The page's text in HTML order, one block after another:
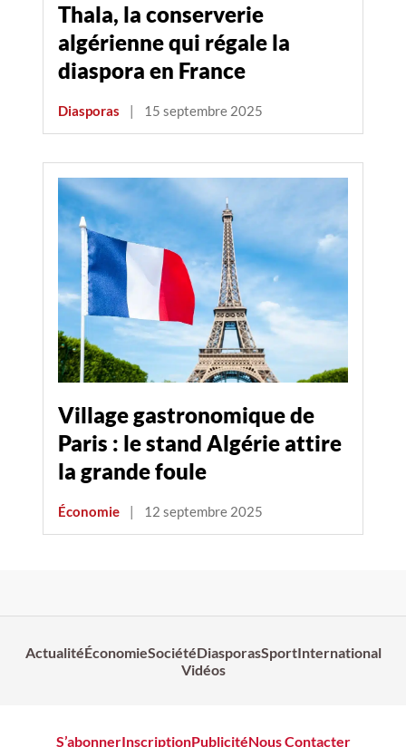
Thala, la conserverie
algérienne qui régale la
diaspora en France
Diasporas | 15 septembre 2025
Village gastronomique de
Paris : le stand Algérie attire
la grande foule
Économie | 12 septembre 2025
ActualitéÉconomieSociétéDiasporasSportInternational
Vidéos
S’abonnerInscriptionPublicitéNous Contacter